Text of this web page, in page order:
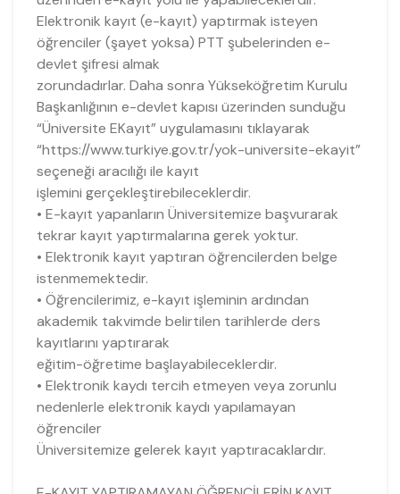
Elektronik kayıt (e-kayıt) yaptırmak isteyen
öğrenciler (şayet yoksa) PTT şubelerinden e-
devlet şifresi almak
zorundadırlar. Daha sonra Yükseköğretim Kurulu
Başkanlığının e-devlet kapısı üzerinden sunduğu
“Üniversite EKayıt” uygulamasını tıklayarak
“https://www.turkiye.gov.tr/yok-universite-ekayit”
seçeneği aracılığı ile kayıt
işlemini gerçekleştirebileceklerdir.
• E-kayıt yapanların Üniversitemize başvurarak
tekrar kayıt yaptırmalarına gerek yoktur.
• Elektronik kayıt yaptıran öğrencilerden belge
istenmemektedir.
• Öğrencilerimiz, e-kayıt işleminin ardından
akademik takvimde belirtilen tarihlerde ders
kayıtlarını yaptırarak
eğitim-öğretime başlayabileceklerdir.
• Elektronik kaydı tercih etmeyen veya zorunlu
nedenlerle elektronik kaydı yapılamayan
öğrenciler
Üniversitemize gelerek kayıt yaptıracaklardır.